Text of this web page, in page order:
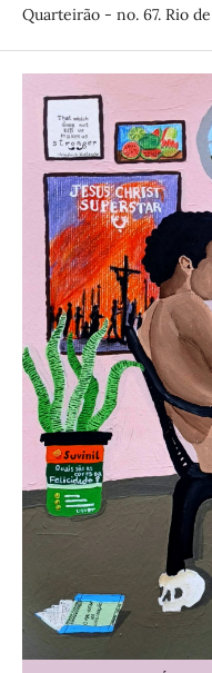
Quarteirão - no. 67. Rio